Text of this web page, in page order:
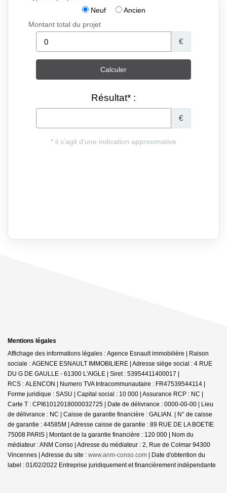
Mentions légales
Affichage des informations légales : Agence Esnault immobilière | Raison
sociale : AGENCE ESNAULT IMMOBILIERE | Adresse siège social : 4 RUE
DU G DE GAULLE - 61300 L'AIGLE | Siret : 53954411400017 |
RCS : ALENCON | Numero TVA Intracommunautaire : FR47539544114 |
Forme juridique : SASU | Capital social : 10 000 | Assurance RCP : NC |
Carte T : CPI61012018000032725 | Date de délivrance : 0000-00-00 | Lieu
de délivrance : NC | Caisse de garantie financière : GALIAN. | N° de caisse
de garantie : 44585M | Adresse caisse de garantie : 89 RUE DE LA BOETIE
75008 PARIS | Montant de la garantie financière : 120 000 | Nom du
médiateur : ANM Conso | Adresse du médiateur : 2, Rue de Colmar 94300
Vincennes | Adresse du site : www.anm-conso.com | Date d'obtention du
label : 01/02/2022 Entreprise juridiquement et financièrement indépendante